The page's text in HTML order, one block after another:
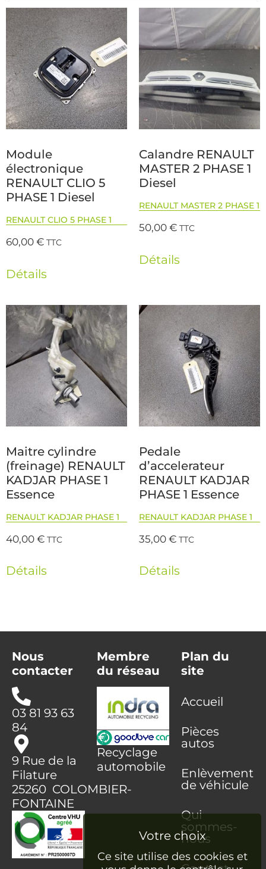
Module
électronique
RENAULT CLIO 5
PHASE 1 Diesel
RENAULT CLIO 5 PHASE 1
60,00€ TTC
Détails
Calandre RENAULT
MASTER 2 PHASE 1
Diesel
RENAULT MASTER 2 PHASE 1
50,00€ TTC
Détails
Maitre cylindre
(freinage) RENAULT
KADJAR PHASE 1
Essence
RENAULT KADJAR PHASE 1
40,00€ TTC
Détails
Pedale
d’accelerateur
RENAULT KADJAR
PHASE 1 Essence
RENAULT KADJAR PHASE 1
35,00€ TTC
Détails
Nous
contacter
03 81 93 63
84
9 Rue de la
Filature
25260 COLOMBIER-
FONTAINE
Membre
du réseau
Recyclage
automobile
Plan du
site
Accueil
Pièces
autos
Enlèvement
de véhicule
Qui
sommes-
nous
Ce site utilise des cookies et